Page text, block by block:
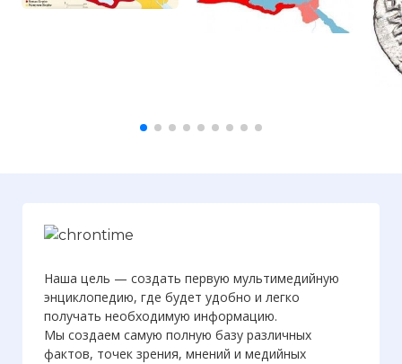
Наша цель — создать первую мультимедийную
энциклопедию, где будет удобно и легко
получать необходимую информацию.
Мы создаем самую полную базу различных
фактов, точек зрения, мнений и медийных